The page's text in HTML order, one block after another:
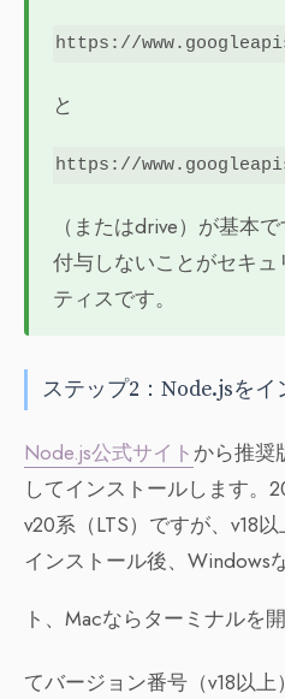
https://
と
https://
（またはdrive）が基本
付与しないことがセキ
ティスです。
ステップ2：Node.jsをイ
Node.js公式サイトから推奨
してインストールします。
v20系（LTS）ですが、v18
インストール後、Windows
ト、Macならターミナルを開
てバージョン番号（v18以